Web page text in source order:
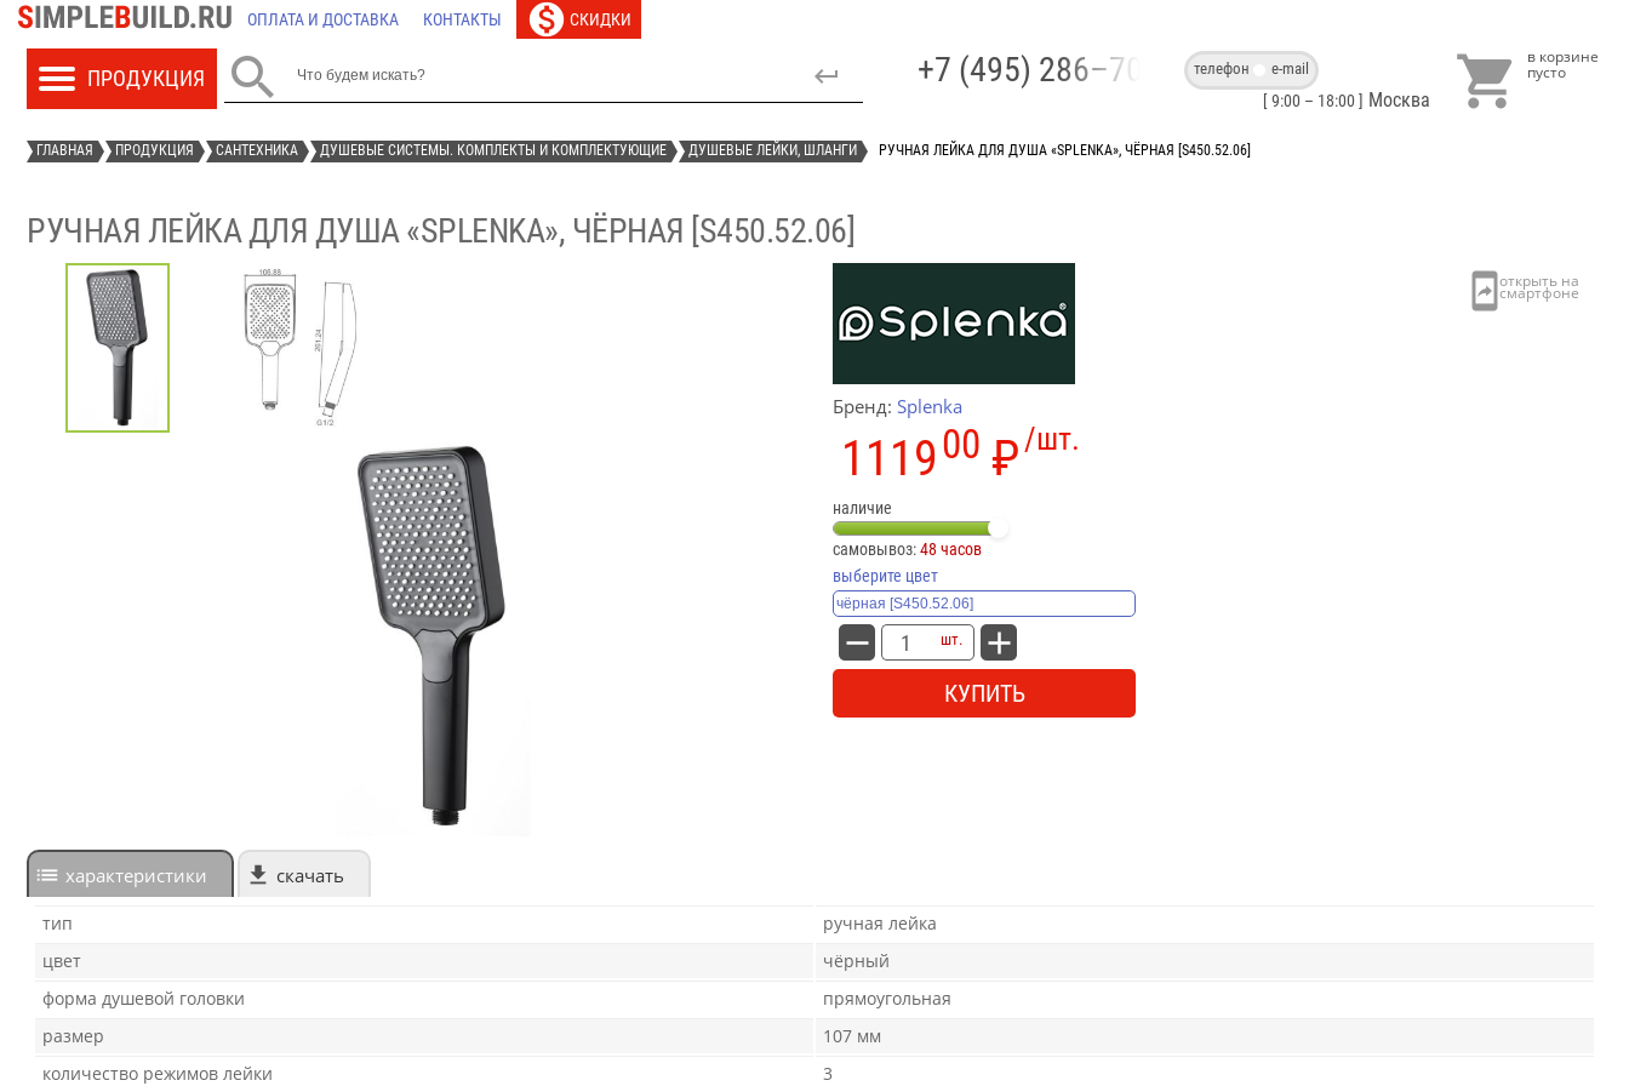
ОПЛАТА И ДОСТАВКА КОНТАКТЫ СКИДКИ
 +7 (495) 286–70–40телефон e-mail
[ 9:00 – 18:00 ] Москва 
ГЛАВНАЯ ПРОДУКЦИЯ САНТЕХНИКА ДУШЕВЫЕ СИСТЕМЫ. КОМПЛЕКТЫ И КОМПЛЕКТУЮЩИЕ ДУШЕВЫЕ ЛЕЙКИ, ШЛАНГИ РУЧНАЯ ЛЕЙКА ДЛЯ ДУША «SPLENKA», ЧЁРНАЯ [S450.52.06]
РУЧНАЯ ЛЕЙКА ДЛЯ ДУША «SPLENKA», ЧЁРНАЯ [S450.52.06]
Бренд: Splenka
/шт.
111900 ₽
наличие
самовывоз:48 часов
выберите цвет
шт.
КУПИТЬ
характеристики скачать
тип
ручная лейка
цвет
чёрный
форма душевой головки
прямоугольная
размер
107 мм
количество режимов лейки
3